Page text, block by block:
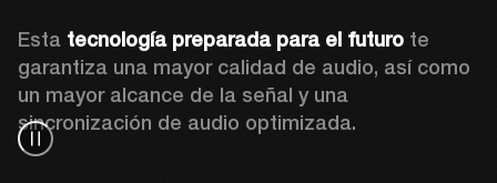
Esta tecnología preparada para el futuro te
garantiza una mayor calidad de audio, así como
un mayor alcance de la señal y una
sincronización de audio optimizada.